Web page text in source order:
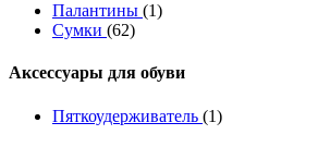
Палантины (1)
Сумки (62)
Аксессуары для обуви
Пяткоудерживатель (1)